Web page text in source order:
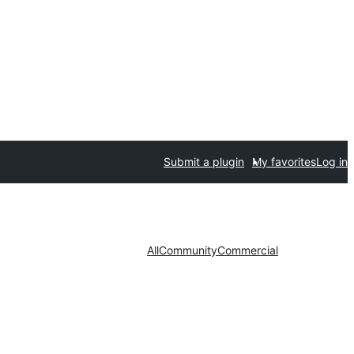
Submit a plugin My favoritesLog in
AllCommunityCommercial